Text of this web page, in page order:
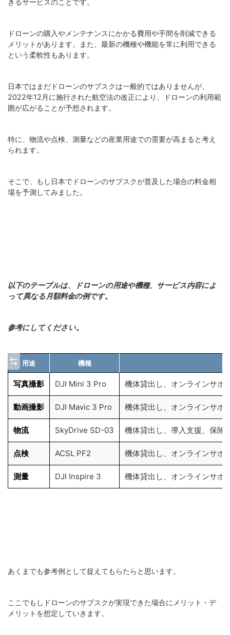
きるサービスのことです。
ドローンの購入やメンテナンスにかかる費用や手間を削減できる
メリットがあります。また、最新の機種や機能を常に利用できる
という柔軟性もあります。
日本ではまだドローンのサブスクは一般的ではありませんが、
2022年12月に施行された航空法の改正により、ドローンの利用範
囲が広がることが予想されます。
特に、物流や点検、測量などの産業用途での需要が高まると考え
られます。
そこで、もし日本でドローンのサブスクが普及した場合の料金相
場を予測してみました。
以下のテーブルは、ドローンの用途や機種、サービス内容によ
って異なる月額料金の例です。
参考にしてください。
用途 機種 サ
写真撮影 DJI Mini 3 Pro 機体貸出し、オンラインサポ
動画撮影 DJI Mavic 3 Pro 機体貸出し、オンラインサポ
物流 SkyDrive SD-03 機体貸出し、導入支援、保険
点検 ACSL PF2 機体貸出し、オンラインサポ
測量 DJI Inspire 3 機体貸出し、オンラインサポ
あくまでも参考例として捉えてもらたらと思います。
ここでもしドローンのサブスクが実現できた場合にメリット・デ
メリットを想定していきます。